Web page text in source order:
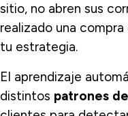
sitio, no abren sus
realizado una
tu estrategia.
El aprendizaje
distintos patrones